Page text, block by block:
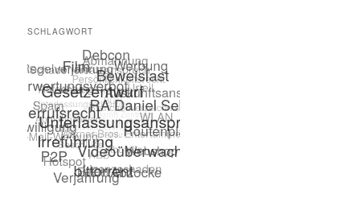
SCHLAGWORT